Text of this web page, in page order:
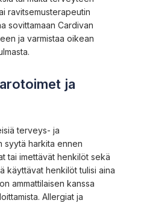
ravitsemusterapeutin
sovittamaan Cardivan
ja varmistaa oikean
ja
terveys- ja
syytä harkita ennen
tai imettävät henkilöt sekä
käyttävat henkilöt tulisi aina
ammattilaisen kanssa
Allergiat ja